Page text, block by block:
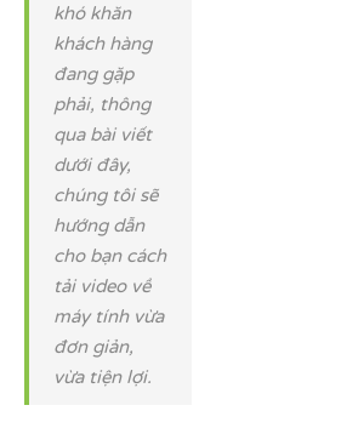
khó khăn
khách hàng
đang gặp
phải, thông
qua bài viết
dưới đây,
chúng tôi sẽ
hướng dẫn
cho bạn cách
tải video về
máy tính vừa
đơn giản,
vừa tiện lợi.